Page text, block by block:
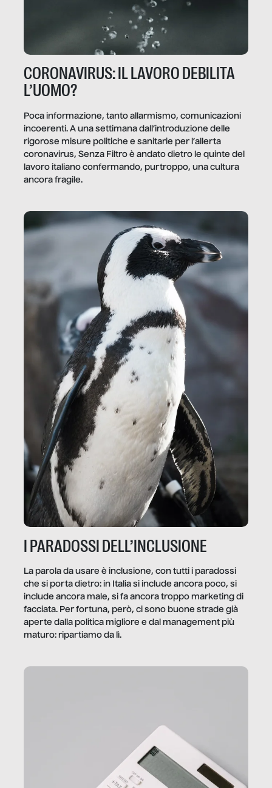
CORONAVIRUS: IL LAVORO DEBILITA
L’UOMO?
Poca informazione, tanto allarmismo, comunicazioni
incoerenti. A una settimana dall’introduzione delle
rigorose misure politiche e sanitarie per l’allerta
coronavirus, Senza Filtro è andato dietro le quinte del
lavoro italiano confermando, purtroppo, una cultura
ancora fragile.
I PARADOSSI DELL’INCLUSIONE
La parola da usare è inclusione, con tutti i paradossi
che si porta dietro: in Italia si include ancora poco, si
include ancora male, si fa ancora troppo marketing di
facciata. Per fortuna, però, ci sono buone strade già
aperte dalla politica migliore e dal management più
maturo: ripartiamo da lì.